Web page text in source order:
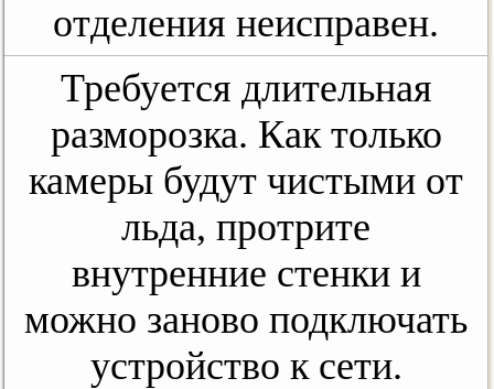
отделения неисправен.
Требуется длительная
разморозка. Как только
камеры будут чистыми от
льда, протрите
внутренние стенки и
можно заново подключать
устройство к сети.